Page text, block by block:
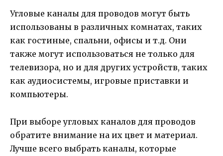
Угловые каналы для проводов могут быть
использованы в различных комнатах, таких
как гостиные, спальни, офисы и т.д. Они
также могут использоваться не только для
телевизора, но и для других устройств, таких
как аудиосистемы, игровые приставки и
компьютеры.
При выборе угловых каналов для проводов
обратите внимание на их цвет и материал.
Лучше всего выбрать каналы, которые